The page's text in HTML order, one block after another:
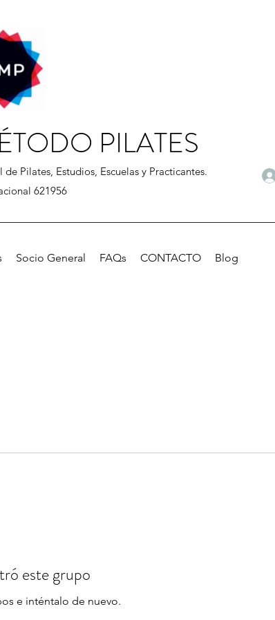
PILATES
Pilates, Estudios, Escuelas y Practicantes.
621956
Socio General FAQs CONTACTO Blog
este grupo
e inténtalo de nuevo.